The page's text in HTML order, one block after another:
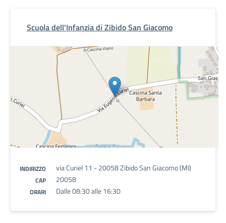
Scuola dell'Infanzia di Zibido San Giacomo
INDIRIZZO via Curiel 11 - 20058 Zibido San Giacomo (MI)
CAP 20058
ORARI Dalle 08:30 alle 16:30